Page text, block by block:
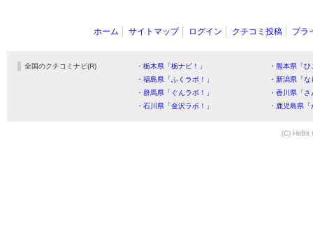
ホーム サイトマップ ログイン クチコミ投稿 プラ
全国のクチコミナビ(R) ・栃木県「栃ナビ！」
・熊本県「
・福島県「ふくラボ！」
・新潟県「
・群馬県「ぐんラボ！」
・香川県「
・石川県「金沢ラボ！」
・鹿児島県
(C) HitBit